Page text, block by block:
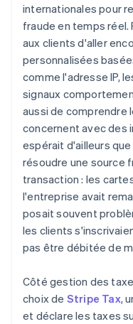
internationales pour
fraude en temps réel.
aux clients d'aller
personnalisées
comme l'adresse IP,
signaux
aussi de comprendre
concernent avec des
espérait d'ailleurs
résoudre une source
transaction : les
l'entreprise avait
posait souvent
les clients
pas être débitée de
Côté gestion des
choix de Stripe Tax,
et déclare les taxes